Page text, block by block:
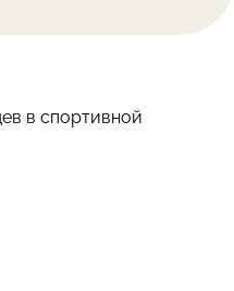
в спортивной